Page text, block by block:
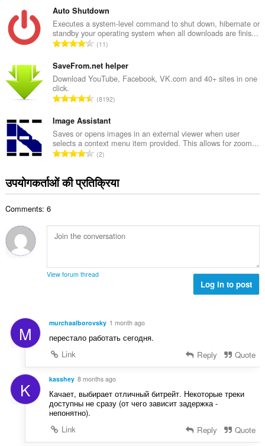
ख्या
:
ग
की
कु
ल
ख्या
:
Auto Shutdown
Executes a system-level command to shut down, hibernate or
standby your operating system when all downloads are finis...
रे
ग
की
ल
ख्या
:
11
SaveFrom.net helper
Download YouTube, Facebook, VK.com and 40+ sites in one
click.
रे
ग
की
कु
ल
ख्या
:
8192
Image Assistant
Saves or opens images in an external viewer when user
selects a context menu item provided. This allows for zoom...
रे
ग
की
सं
ख्या
2
उपयोगकर्ताओं की प्रतिक्रिया
Comments: 6
View forum thread
Log in to post
M murchaalborovsky 1 month ago
перестало работать сегодня.
Link
Reply Quote
K kasshey 8 months ago
Качает, выбирает отличный битрейт. Некоторые треки
доступны не сразу (от чего зависит задержка -
непонятно).
Link
Reply Quote